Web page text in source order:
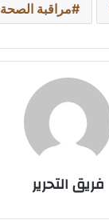
مراقبة الصحة
فريق التحرير